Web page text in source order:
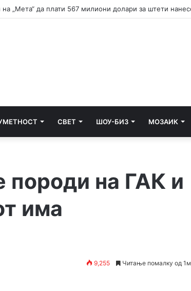
СВЕТ ШОУ-БИЗ МОЗАИК
породи на ГАК и
има
9,255 Читање помалку од 1м